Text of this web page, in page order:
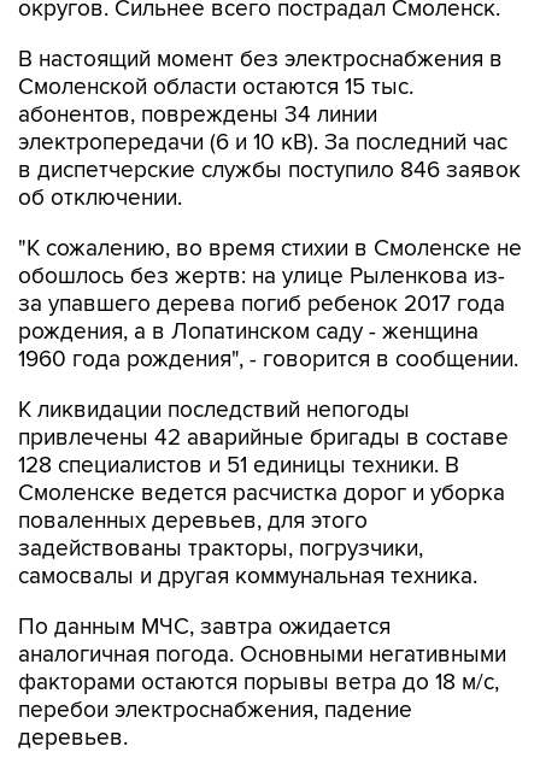
В настоящий момент без электроснабжения в
абонентов, повреждены 34 линии
электропередачи (6 и 10 кВ). За последний час
в диспетчерские службы поступило 846 заявок
об отключении.
"К сожалению, во время стихии в Смоленске не
за упавшего дерева погиб ребенок 2017 года
рождения, а в Лопатинском саду - женщина
1960 года рождения", - говорится в сообщении.
К ликвидации последствий непогоды
128 специалистов и 51 единицы техники. В
Смоленске ведется расчистка дорог и уборка
поваленных деревьев, для этого
задействованы тракторы, погрузчики,
самосвалы и другая коммунальная техника.
По данным МЧС, завтра ожидается
факторами остаются порывы ветра до 18 м/с,
перебои электроснабжения, падение
деревьев.
Смоленская область